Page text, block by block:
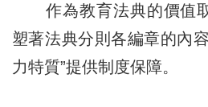
作為教育法典的價值
塑著法典分則各編章的內
力特質”提供制度保障。